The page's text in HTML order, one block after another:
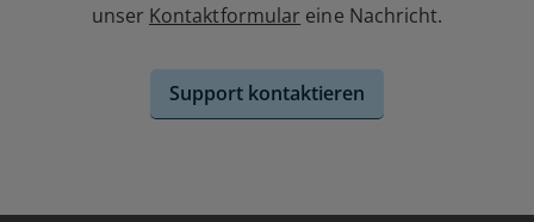
unser Kontaktformular eine Nachricht.
Support kontaktieren